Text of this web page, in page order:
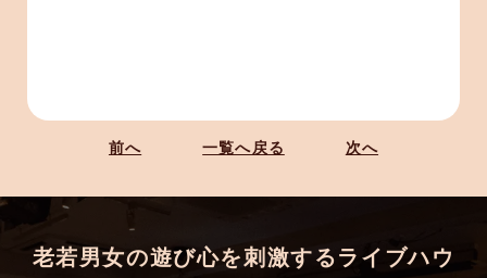
前へ 一覧へ戻る 次へ
老若男女の遊び心を刺激するライブハウ